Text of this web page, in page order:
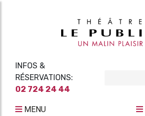
INFOS &
RÉSERVATIONS:
02 724 24 44
MENU